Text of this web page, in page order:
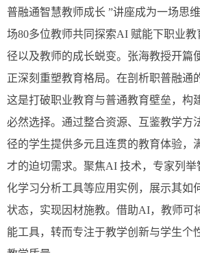
普融通智慧教师成长 ”讲座成为一场思
场80多位教师共同探索AI 赋能下职业
径以及教师的成长蜕变。张海教授开篇
正深刻重塑教育格局。在剖析职普融通
这是打破职业教育与普通教育壁垒，构
必然选择。通过整合资源、互鉴教学方
径的学生提供多元且连贯的教育体验，
才的迫切需求。聚焦AI 技术，专家列举
化学习分析工具等应用实例，展示其如
状态，实现因材施教。借助AI，教师可
能工具，转而专注于教学创新与学生个